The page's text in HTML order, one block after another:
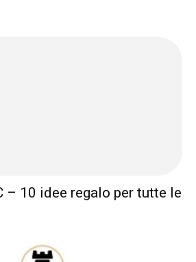
– 10 idee regalo per tutte le